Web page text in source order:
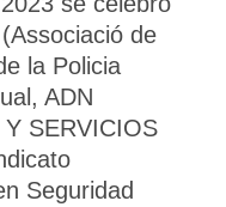
de
la Policia
ADN
SERVICIOS
Seguridad